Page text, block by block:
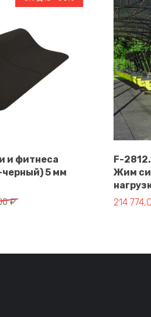
и фитнеса
5 мм
₽ составляла 3 688,00 ₽.
₽.
F-
Жим
214
Текущая